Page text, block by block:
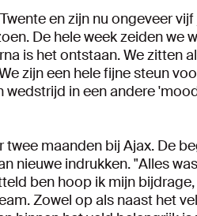
en zijn nu ongeveer
De hele week zeiden we
is het ontstaan. We zitten
zijn een hele fijne steun
in een andere
maanden bij Ajax. De
nieuwe indrukken. "Alles
ben hoop ik mijn
Zowel op als naast het